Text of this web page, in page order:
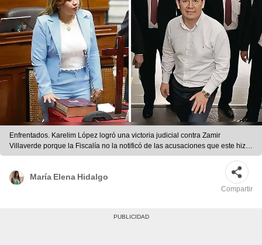
Enfrentados. Karelim López logró una victoria judicial contra Zamir
Villaverde porque la Fiscalía no la notificó de las acusaciones que este hizo
en su contra. Foto: difusión/Composición: LR
María Elena Hidalgo
Compartir